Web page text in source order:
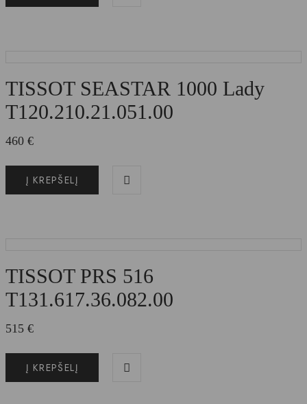
TISSOT SEASTAR 1000 Lady
T120.210.21.051.00
460 €
Į KREPŠELĮ
TISSOT PRS 516
T131.617.36.082.00
515 €
Į KREPŠELĮ